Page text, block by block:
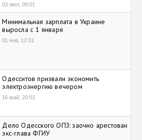
03 июл, 09:01
Минимальная зарплата в Украине
выросла с 1 января
01 янв, 12:01
Одесситов призвали экономить
электроэнергию вечером
16 май, 20:01
Дело Одесского ОПЗ: заочно арестован
экс-глава ФГИУ